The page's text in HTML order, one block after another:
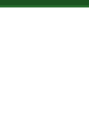
Skip to main content